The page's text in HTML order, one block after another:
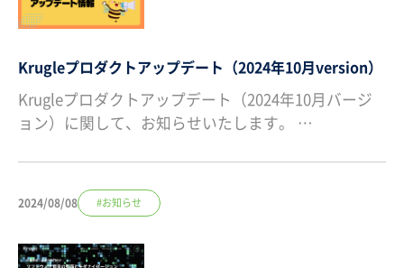
Krugleプロダクトアップデート（2024年10月version）
Krugleプロダクトアップデート（2024年10月バージ
ョン）に関して、お知らせいたします。 …
2024/08/08 #お知らせ